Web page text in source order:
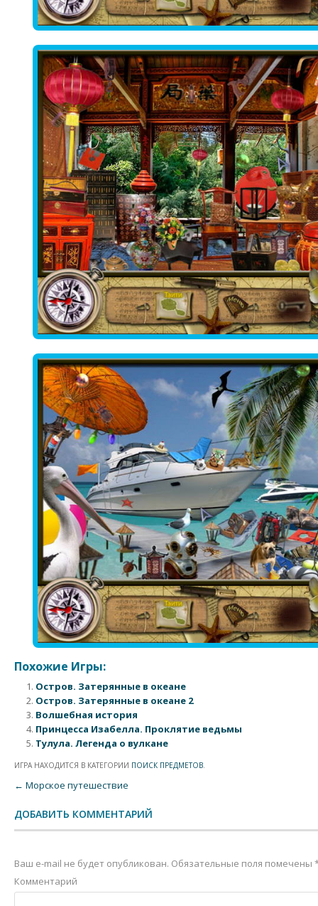
Похожие Игры:
Остров. Затерянные в океане
Остров. Затерянные в океане 2
Волшебная история
Принцесса Изабелла. Проклятие ведьмы
Тулула. Легенда о вулкане
ИГРА НАХОДИТСЯ В КАТЕГОРИИ ПОИСК ПРЕДМЕТОВ.
Post navigation
← Морское путешествие
ДОБАВИТЬ КОММЕНТАРИЙ
Ваш e-mail не будет опубликован. Обязательные поля помечены
Комментарий